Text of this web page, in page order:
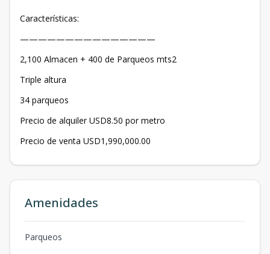
Características:
———————————————
2,100 Almacen + 400 de Parqueos mts2
Triple altura
34 parqueos
Precio de alquiler USD8.50 por metro
Precio de venta USD1,990,000.00
Amenidades
Parqueos